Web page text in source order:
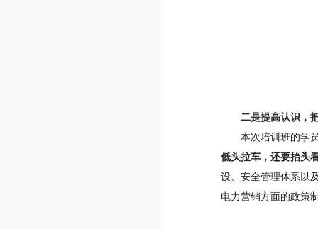
二是提高认识，
本次培训班的学
低头拉车，还要抬头
设、安全管理体系以
电力营销方面的政策